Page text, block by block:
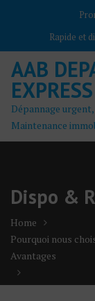
Rapide et
AAB
EXPRESS
Dépannage
Maintenance
Dispo &
Home
Pourquoi nous
Avantages
Dispo & Rapide